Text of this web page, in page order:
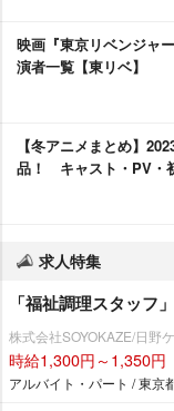
映画『東京リベンジャ
演者一覧【東リベ】
【冬アニメまとめ】
品！ キャスト・PV・
求人特集
「福祉調理スタッフ
株式会社SOYOKAZE/日野
時給1,300円～1,350円
アルバイト・パート / 東京